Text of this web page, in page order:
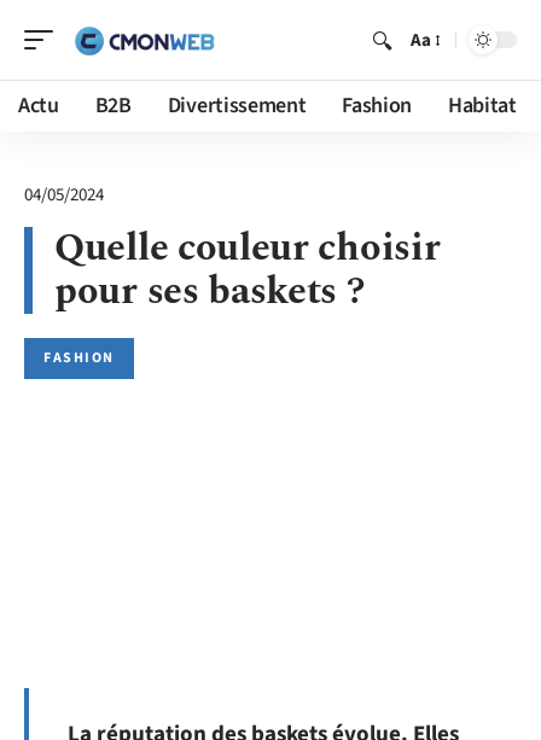
Aa
Actu B2B Divertissement Fashion Habitat
04/05/2024
Quelle couleur choisir
pour ses baskets ?
FASHION